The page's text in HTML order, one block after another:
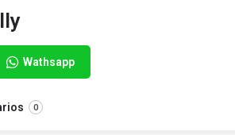
Wathsapp
0